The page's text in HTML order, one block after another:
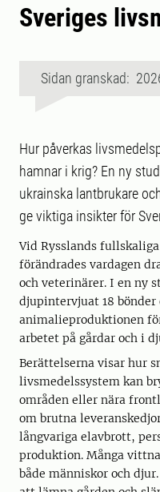
Sveriges
Sidan granskad:
Hur påverkas
hamnar i krig? En ny
ukrainska lantbrukare
ge viktiga insikter för
Vid Rysslands
förändrades vardagen
och veterinärer. I en ny
djupintervjuat 18
animalieproduktionen
arbetet på gårdar och i
Berättelserna visar hur
livsmedelssystem kan
områden eller nära
om brutna
långvariga elavbrott,
produktion. Många
både människor och